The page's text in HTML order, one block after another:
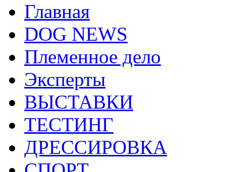
Главная
DOG NEWS
Племенное дело
Эксперты
ВЫСТАВКИ
ТЕСТИНГ
ДРЕССИРОВКА